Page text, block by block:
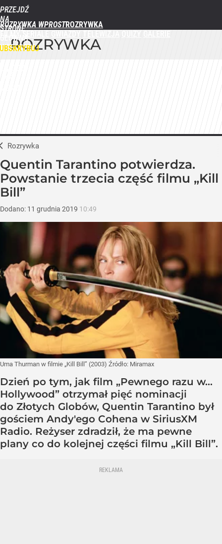
PRZEJDŹ
NA
STRONĘ
GŁÓWNĄ
WPROST.PL
ROZRYWKA WPROST
ROZRYWKA
Rozrywka
Quentin Tarantino potwierdza.
Powstanie trzecia część filmu „Kill
Bill”
Dodano: 11 grudnia 2019 10:49
Uma Thurman w filmie „Kill Bill” (2003) Źródło: Miramax
Dzień po tym, jak film „Pewnego razu w...
Hollywood” otrzymał pięć nominacji
do Złotych Globów, Quentin Tarantino był
gościem Andy'ego Cohena w SiriusXM
Radio. Reżyser zdradził, że ma pewne
plany co do kolejnej części filmu „Kill Bill”.